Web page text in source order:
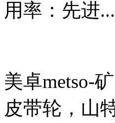
用率：先进
美卓metso-
皮带轮，山